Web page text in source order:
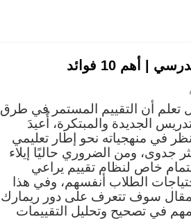
أهم 10 فوائد
تعلم أن التقييم المستمر في طرق
الجديدة والمبتكرة، أُعيدَ
في منهجياته نحو إطار تعليمي
جدوى، ومن الضروري حاليًا إيلاء
خاص لنظام تقييم يراعي
الطلاب أنفسهم، وفي هذا
سوف تتعرف على دور ريمارك
في تصحيح وتحليل التقييمات